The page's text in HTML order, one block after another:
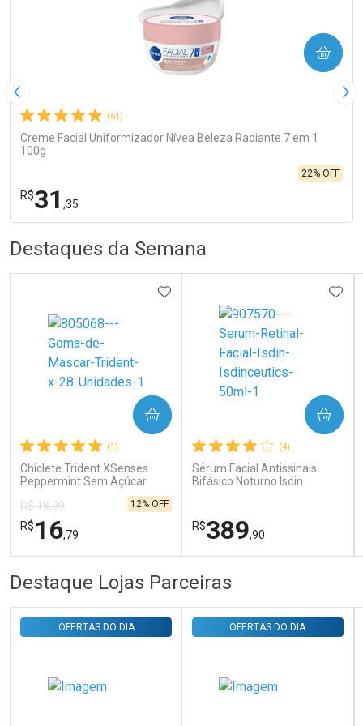
Imagem Anterior
(61)
Creme Facial Uniformizador Nívea Beleza Radiante 7 em 1
100g
R$31 ,35
22% OFF
COMPRAR
Laboratório
Comprar sem Desconto
Por R$ 31,35/cada
Por Menos
Comprar sem Desconto
Por R$ 31,35/cada
Destaques da Semana
(1)
Chiclete Trident XSenses
Peppermint Sem Açúcar
R$ 18,99
R$16,79
12% OFF
ADICIONAR AOS FAVORITOS
COMPRAR
FECHAR
Laboratório
FECHAR
Por Menos
(4)
Sérum Facial Antissinais
Bifásico Noturno Isdin
R$389,90
COMPRAR
Por Menos
Destaque Lojas Parceiras
OFERTAS DO DIA OFERTAS DO DIA